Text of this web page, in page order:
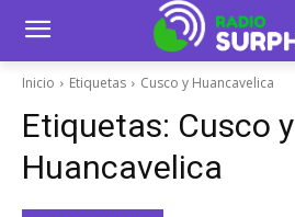
Inicio Etiquetas Cusco y Huancavelica
Etiquetas: Cusco y
Huancavelica